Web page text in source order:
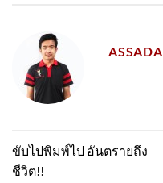
ASSADA
ขับไปพิมพ์ไป อันตรายถึง
ชีวิต!!